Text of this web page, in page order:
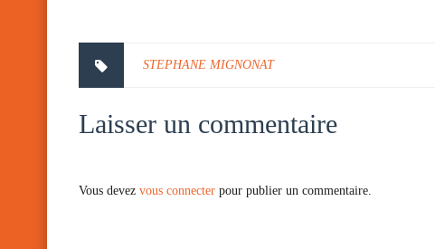
STEPHANE MIGNONAT
Laisser un commentaire
Vous devez vous connecter pour publier un commentaire.